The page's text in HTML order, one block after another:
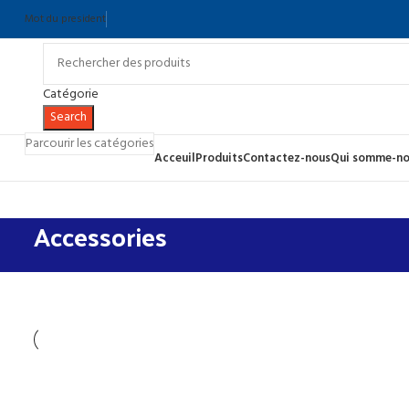
Mot du president
Catégorie
Search
Parcourir les catégories
AcceuilProduitsContactez-nousQui somme-
Accessories